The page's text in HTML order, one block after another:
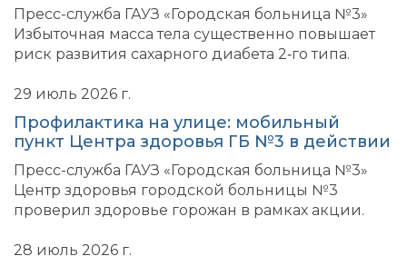
Пресс-служба ГАУЗ «Городская больница №3»
Избыточная масса тела существенно повышает
риск развития сахарного диабета 2‑го типа.
29 июль 2026 г.
Профилактика на улице: мобильный
пункт Центра здоровья ГБ №3 в действии
Пресс-служба ГАУЗ «Городская больница №3»
Центр здоровья городской больницы №3
проверил здоровье горожан в рамках акции.
28 июль 2026 г.